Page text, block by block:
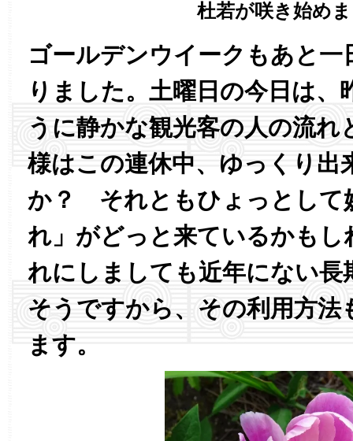
杜若が咲き始め
ゴールデンウイークもあと
りました。土曜日の今日は、
うに静かな観光客の人の流れ
様はこの連休中、ゆっくり出
か？ それともひょっとして
れ」がどっと来ているかもし
れにしましても近年にない長
そうですから、その利用方法
ます。